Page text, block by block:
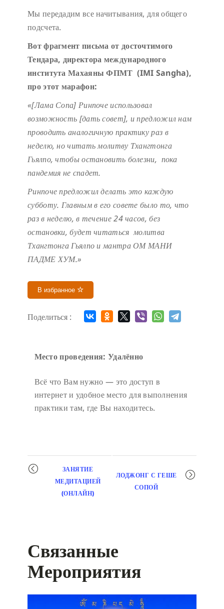
Мы передадим все начитывания, для общего
подсчета.
Вот фрагмент письма от досточтимого
Тендара, директора международного
института Махаяны ФПМТ (IMI Sangha),
про этот марафон:
«[Лама Сопа] Ринпоче использовал
возможность [дать совет], и предложил нам
проводить аналогичную практику раз в
неделю, но читать молитву Тхангтонга
Гьялпо, чтобы остановить болезни, пока
пандемия не спадет.
Ринпоче предложил делать это каждую
субботу. Главным в его совете было то, что
раз в неделю, в течение 24 часов, без
остановки, будет читаться молитва
Тхангтонга Гьялпо и мантра ОМ МАНИ
ПАДМЕ ХУМ.»
В избранное
Поделиться :
Место проведения: Удалённо
Всё что Вам нужно — это доступ в
интернет и удобное место для выполнения
практики там, где Вы находитесь.
Мероприятие
навигация
ЗАНЯТИЕ
МЕДИТАЦИЕЙ
(ОНЛАЙН)
ЛОДЖОНГ С ГЕШЕ
СОПОЙ
Связанные
Мероприятия